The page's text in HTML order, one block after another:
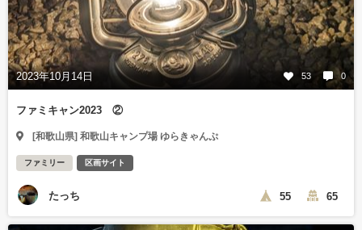
2023年10月14日 53 0
ファミキャン2023 ②
[和歌山県] 和歌山キャンプ場 ゆらきゃんぷ
ファミリー 区画サイト
たっち 55 65